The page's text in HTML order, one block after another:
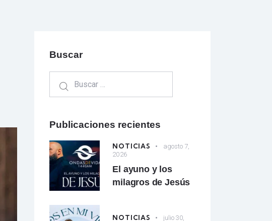
Buscar
Publicaciones recientes
NOTICIAS
agosto 7,
2026
El ayuno y los
milagros de Jesús
NOTICIAS
julio 30,